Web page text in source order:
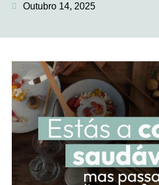
Outubro 14, 2025